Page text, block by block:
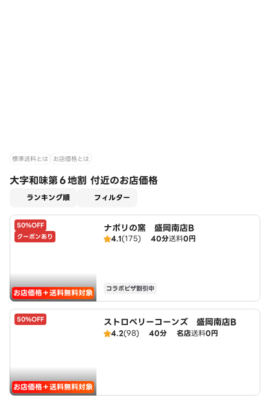
標準送料とは お店価格とは
大字和味第６地割 付近のお店価格
ランキング順 フィルター
50%OFF
クーポンあり
お店価格＋送料無料対象
ナポリの窯 盛岡南店B
4.1(175) 40分送料0円
コラボピザ割引中
50%OFF
お店価格＋送料無料対象
ストロベリーコーンズ 盛岡南店B
4.2(98) 40分 名店送料0円